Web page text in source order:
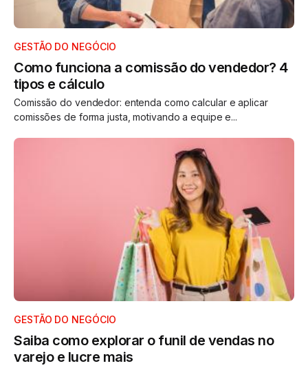
GESTÃO DO NEGÓCIO
Como funciona a comissão do vendedor? 4
tipos e cálculo
Comissão do vendedor: entenda como calcular e aplicar
comissões de forma justa, motivando a equipe e...
GESTÃO DO NEGÓCIO
Saiba como explorar o funil de vendas no
varejo e lucre mais